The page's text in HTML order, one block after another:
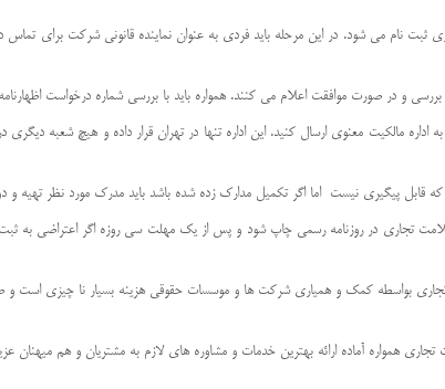
نام می شود. در این مرحله باید فردی به عنوان نماینده قانونی شرکت برای تماس
و در صورت موافقت اعلام می کنند. همواره باید با بررسی شماره درخواست
مالکیت معنوی ارسال کنید. این اداره تنها در تهران قرار داده و هیچ شعبه
که قابل پیگیری نیست اما اگر تکمیل مدارک زده شده باشد باید مدرک مورد نظر تهیه و
تجاری بواسطه کمک و همیاری شرکت ها و موسسات حقوقی هزینه بسیار نا چیزی است و
همواره آماده ارائه بهترین خدمات و مشاوره های لازم به مشتریان و هم میهنان